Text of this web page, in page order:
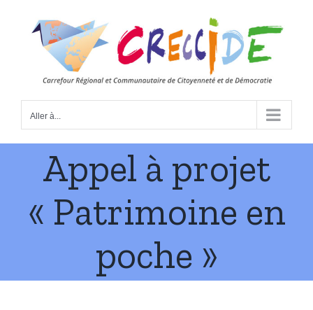
Aller à...
Appel à projet
« Patrimoine en
poche »